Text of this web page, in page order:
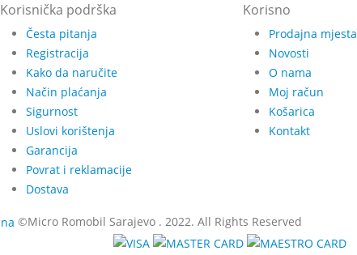
Korisnička podrška
Česta pitanja
Registracija
Kako da naručite
Način plaćanja
Sigurnost
Uslovi korištenja
Garancija
Povrat i reklamacije
Dostava
Korisno
Prodajna mjesta
Novosti
O nama
Moj račun
Košarica
Kontakt
©Micro Romobil Sarajevo . 2022. All Rights Reserved